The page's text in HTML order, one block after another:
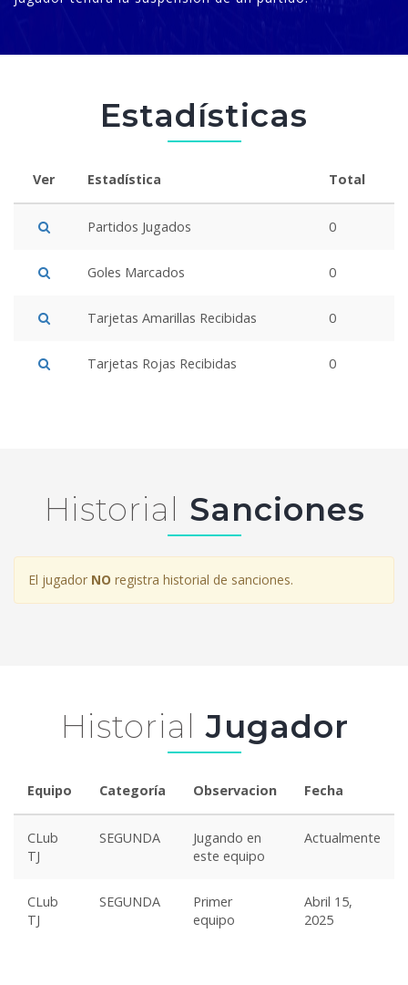
Estadísticas
Ver Estadística Total
Partidos Jugados 0
Goles Marcados 0
Tarjetas Amarillas Recibidas 0
Tarjetas Rojas Recibidas 0
Historial Sanciones
El jugador NO registra historial de sanciones.
Historial Jugador
Equipo Categoría Observacion Fecha
CLub
TJ
SEGUNDA
Jugando en
este equipo
Actualmente
CLub
TJ
SEGUNDA
Primer
equipo
Abril 15,
2025